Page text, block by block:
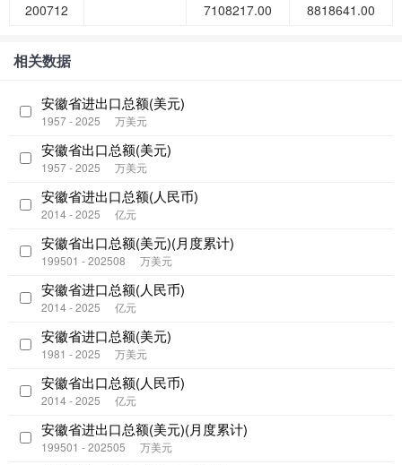
200712
7108217.00 8818641.00
相关数据
安徽省进出口总额(美元)
1957 - 2025 万美元
安徽省出口总额(美元)
1957 - 2025 万美元
安徽省进出口总额(人民币)
2014 - 2025 亿元
安徽省出口总额(美元)(月度累计)
199501 - 202508 万美元
安徽省进口总额(人民币)
2014 - 2025 亿元
安徽省进口总额(美元)
1981 - 2025 万美元
安徽省出口总额(人民币)
2014 - 2025 亿元
安徽省进出口总额(美元)(月度累计)
199501 - 202505 万美元